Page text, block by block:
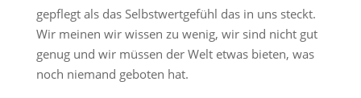
gepflegt als das Selbstwertgefühl das in uns steckt.
Wir meinen wir wissen zu wenig, wir sind nicht gut
genug und wir müssen der Welt etwas bieten, was
noch niemand geboten hat.